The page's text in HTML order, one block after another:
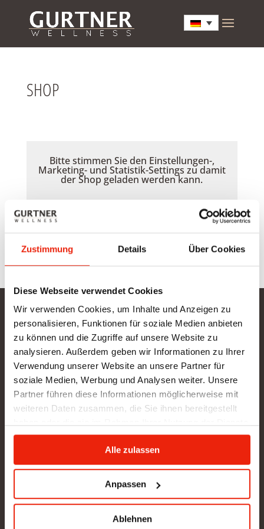
Zustimmung Details Über Cookies
Diese Webseite verwendet Cookies
Wir verwenden Cookies, um Inhalte und Anzeigen zu
personalisieren, Funktionen für soziale Medien anbieten
zu können und die Zugriffe auf unsere Website zu
analysieren. Außerdem geben wir Informationen zu Ihrer
Verwendung unserer Website an unsere Partner für
soziale Medien, Werbung und Analysen weiter. Unsere
Partner führen diese Informationen möglicherweise mit
weiteren Daten zusammen, die Sie ihnen bereitgestellt
gesammelt haben.
Alle zulassen
Anpassen
Ablehnen
SHOP
Bitte stimmen Sie den Einstellungen-,
Marketing- und Statistik-Settings zu damit
der Shop geladen werden kann.
Gurtner Wellness GmbH
SHOWROOM NEU: in Arbeit - wir bitten um etwas
Geduld
BÜRO (kein Kundenverkehr):
Gunzing 57
4923 Lohnsburg
office@gurtner-infrarot.at
Anfrage senden